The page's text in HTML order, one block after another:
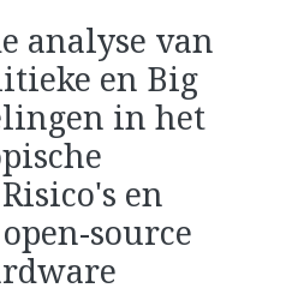
analyse van
en Big
in het
en
source